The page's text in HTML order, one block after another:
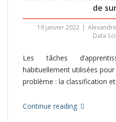
de
19 janvier 2022
Data
Les tâches
habituellement utilisées
problème : la classification
Continue reading